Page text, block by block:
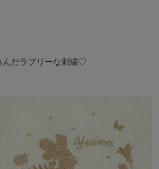
んだラブリーな刺繍♡